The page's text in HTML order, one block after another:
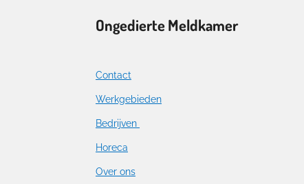
Ongedierte Meldkamer
Contact
Werkgebieden
Bedrijven
Horeca
Over ons